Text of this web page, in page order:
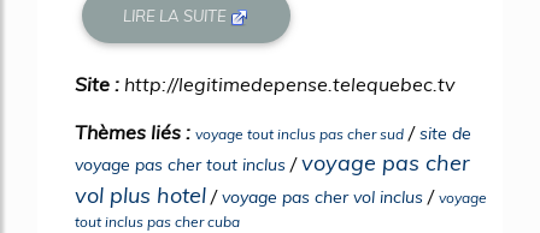
LIRE LA SUITE
Site : http://legitimedepense.telequebec.tv
Thèmes liés : voyage tout inclus pas cher sud /site de
voyage pas cher tout inclus /voyage pas cher
vol plus hotel /voyage pas cher vol inclus / voyage
tout inclus pas cher cuba